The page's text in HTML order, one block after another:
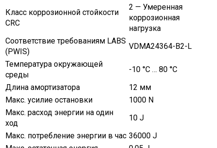
Класс коррозионной стойкости
CRC
2 — Умеренная
коррозионная
нагрузка
Соответствие требованиям LABS
(PWIS)
VDMA24364-B2-L
Температура окружающей
среды
-10 °C … 80 °C
Длина амортизатора
12 мм
Макс. усилие остановки
1000 N
Макс. расход энергии на один
ход
10 J
Макс. потребление энергии в час 36000 J